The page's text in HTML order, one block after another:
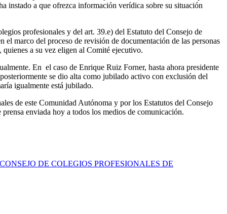
instado a que ofrezca información verídica sobre su situación
profesionales y del art. 39.e) del Estatuto del Consejo de
marco del proceso de revisión de documentación de las personas
a su vez eligen al Comité ejecutivo.
En el caso de Enrique Ruiz Forner, hasta ahora presidente
se dio alta como jubilado activo con exclusión del
igualmente está jubilado.
de este Comunidad Autónoma y por los Estatutos del Consejo
enviada hoy a todos los medios de comunicación.
CONSEJO DE COLEGIOS PROFESIONALES DE